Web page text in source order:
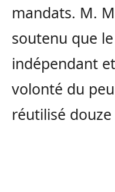
mandats. M.
soutenu que
indépendant
volonté du
réutilisé